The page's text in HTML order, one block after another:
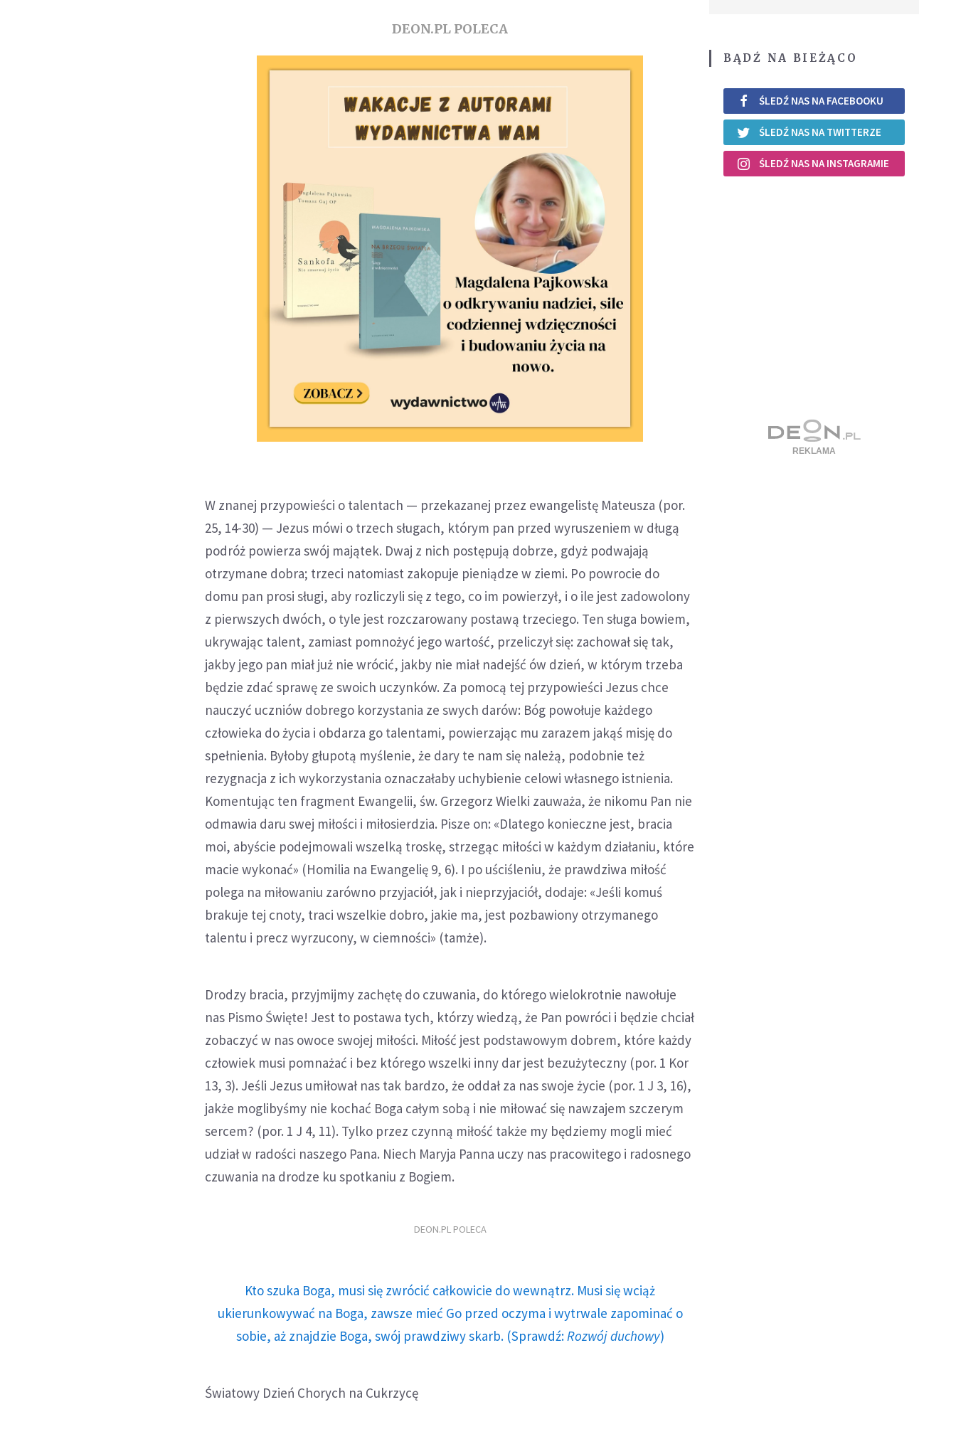
DEON.PL POLECA
W znanej przypowieści o talentach — przekazanej przez ewangelistę Mateusza (por.
25, 14-30) — Jezus mówi o trzech sługach, którym pan przed wyruszeniem w długą
podróż powierza swój majątek. Dwaj z nich postępują dobrze, gdyż podwajają
otrzymane dobra; trzeci natomiast zakopuje pieniądze w ziemi. Po powrocie do
domu pan prosi sługi, aby rozliczyli się z tego, co im powierzył, i o ile jest zadowolony
z pierwszych dwóch, o tyle jest rozczarowany postawą trzeciego. Ten sługa bowiem,
ukrywając talent, zamiast pomnożyć jego wartość, przeliczył się: zachował się tak,
jakby jego pan miał już nie wrócić, jakby nie miał nadejść ów dzień, w którym trzeba
będzie zdać sprawę ze swoich uczynków. Za pomocą tej przypowieści Jezus chce
nauczyć uczniów dobrego korzystania ze swych darów: Bóg powołuje każdego
człowieka do życia i obdarza go talentami, powierzając mu zarazem jakąś misję do
spełnienia. Byłoby głupotą myślenie, że dary te nam się należą, podobnie też
rezygnacja z ich wykorzystania oznaczałaby uchybienie celowi własnego istnienia.
Komentując ten fragment Ewangelii, św. Grzegorz Wielki zauważa, że nikomu Pan nie
odmawia daru swej miłości i miłosierdzia. Pisze on: «Dlatego konieczne jest, bracia
moi, abyście podejmowali wszelką troskę, strzegąc miłości w każdym działaniu, które
macie wykonać» (Homilia na Ewangelię 9, 6). I po uściśleniu, że prawdziwa miłość
polega na miłowaniu zarówno przyjaciół, jak i nieprzyjaciół, dodaje: «Jeśli komuś
brakuje tej cnoty, traci wszelkie dobro, jakie ma, jest pozbawiony otrzymanego
talentu i precz wyrzucony, w ciemności» (tamże).
Drodzy bracia, przyjmijmy zachętę do czuwania, do którego wielokrotnie nawołuje
nas Pismo Święte! Jest to postawa tych, którzy wiedzą, że Pan powróci i będzie chciał
zobaczyć w nas owoce swojej miłości. Miłość jest podstawowym dobrem, które każdy
człowiek musi pomnażać i bez którego wszelki inny dar jest bezużyteczny (por. 1 Kor
13, 3). Jeśli Jezus umiłował nas tak bardzo, że oddał za nas swoje życie (por. 1 J 3, 16),
jakże moglibyśmy nie kochać Boga całym sobą i nie miłować się nawzajem szczerym
sercem? (por. 1 J 4, 11). Tylko przez czynną miłość także my będziemy mogli mieć
udział w radości naszego Pana. Niech Maryja Panna uczy nas pracowitego i radosnego
czuwania na drodze ku spotkaniu z Bogiem.
DEON.PL POLECA
Kto szuka Boga, musi się zwrócić całkowicie do wewnątrz. Musi się wciąż
ukierunkowywać na Boga, zawsze mieć Go przed oczyma i wytrwale zapominać o
sobie, aż znajdzie Boga, swój prawdziwy skarb. (Sprawdź: Rozwój duchowy)
Światowy Dzień Chorych na Cukrzycę
BĄDŹ NA BIEŻĄCO
ŚLEDŹ NAS NA FACEBOOKU
ŚLEDŹ NAS NA TWITTERZE
ŚLEDŹ NAS NA INSTAGRAMIE